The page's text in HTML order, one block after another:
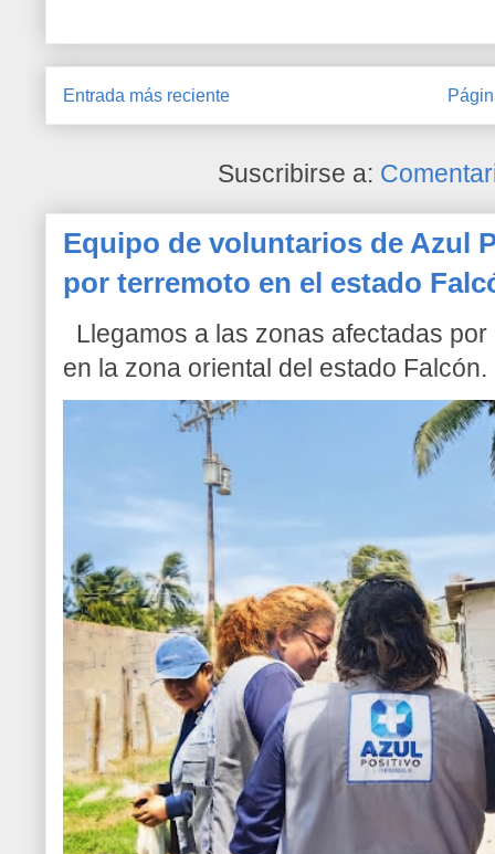
Entrada más reciente
Suscribirse a:
Equipo de voluntarios de Azul
por terremoto en el estado
Llegamos a las zonas afectadas
en la zona oriental del estado